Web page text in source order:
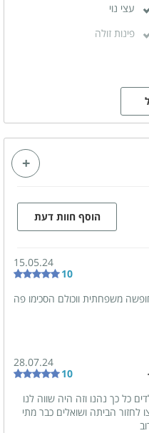
עצי נוי
פינות זולה
פינת אוכל
כלי אוכל והגשה
הוסף חוות דעת
15.05.24
10
משפחתית ווכולם הסכימו פה
28.07.24
10
כל כך נהנו וזה היה שווה לנו
הביתה ושואלים כבר מתי